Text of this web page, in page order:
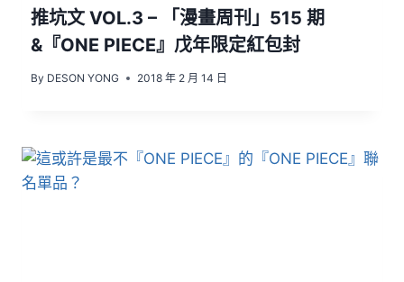
推坑文 VOL.3 – 「漫畫周刊」515 期
&『ONE PIECE』戊年限定紅包封
By DESON YONG 2018 年 2 月 14 日